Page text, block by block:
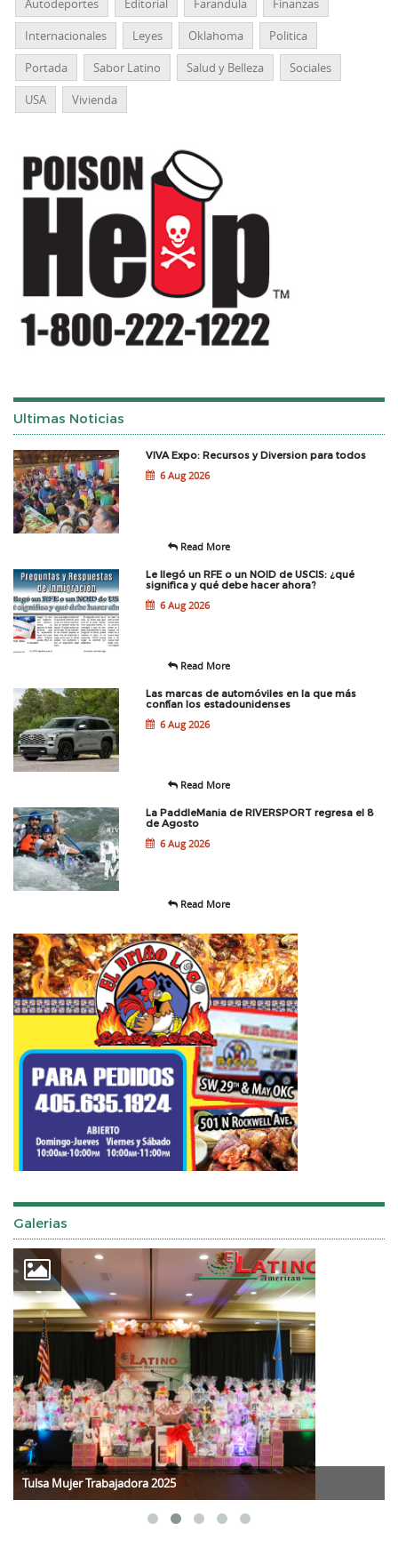
Autodeportes Editorial Farandula
Finanzas
Internacionales
Leyes Oklahoma
Politica
Portada
Sabor Latino Salud y Belleza
Sociales
USA
Vivienda
Ultimas Noticias
VIVA Expo: Recursos y Diversion para todos
6 Aug 2026
Read More
Le llegó un RFE o un NOID de USCIS: ¿qué
significa y qué debe hacer ahora?
6 Aug 2026
Read More
Las marcas de automóviles en la que más
confían los estadounidenses
6 Aug 2026
Read More
La PaddleMania de RIVERSPORT regresa el 8
de Agosto
6 Aug 2026
Read More
Galerias
Tulsa Mujer Trabajadora 2025